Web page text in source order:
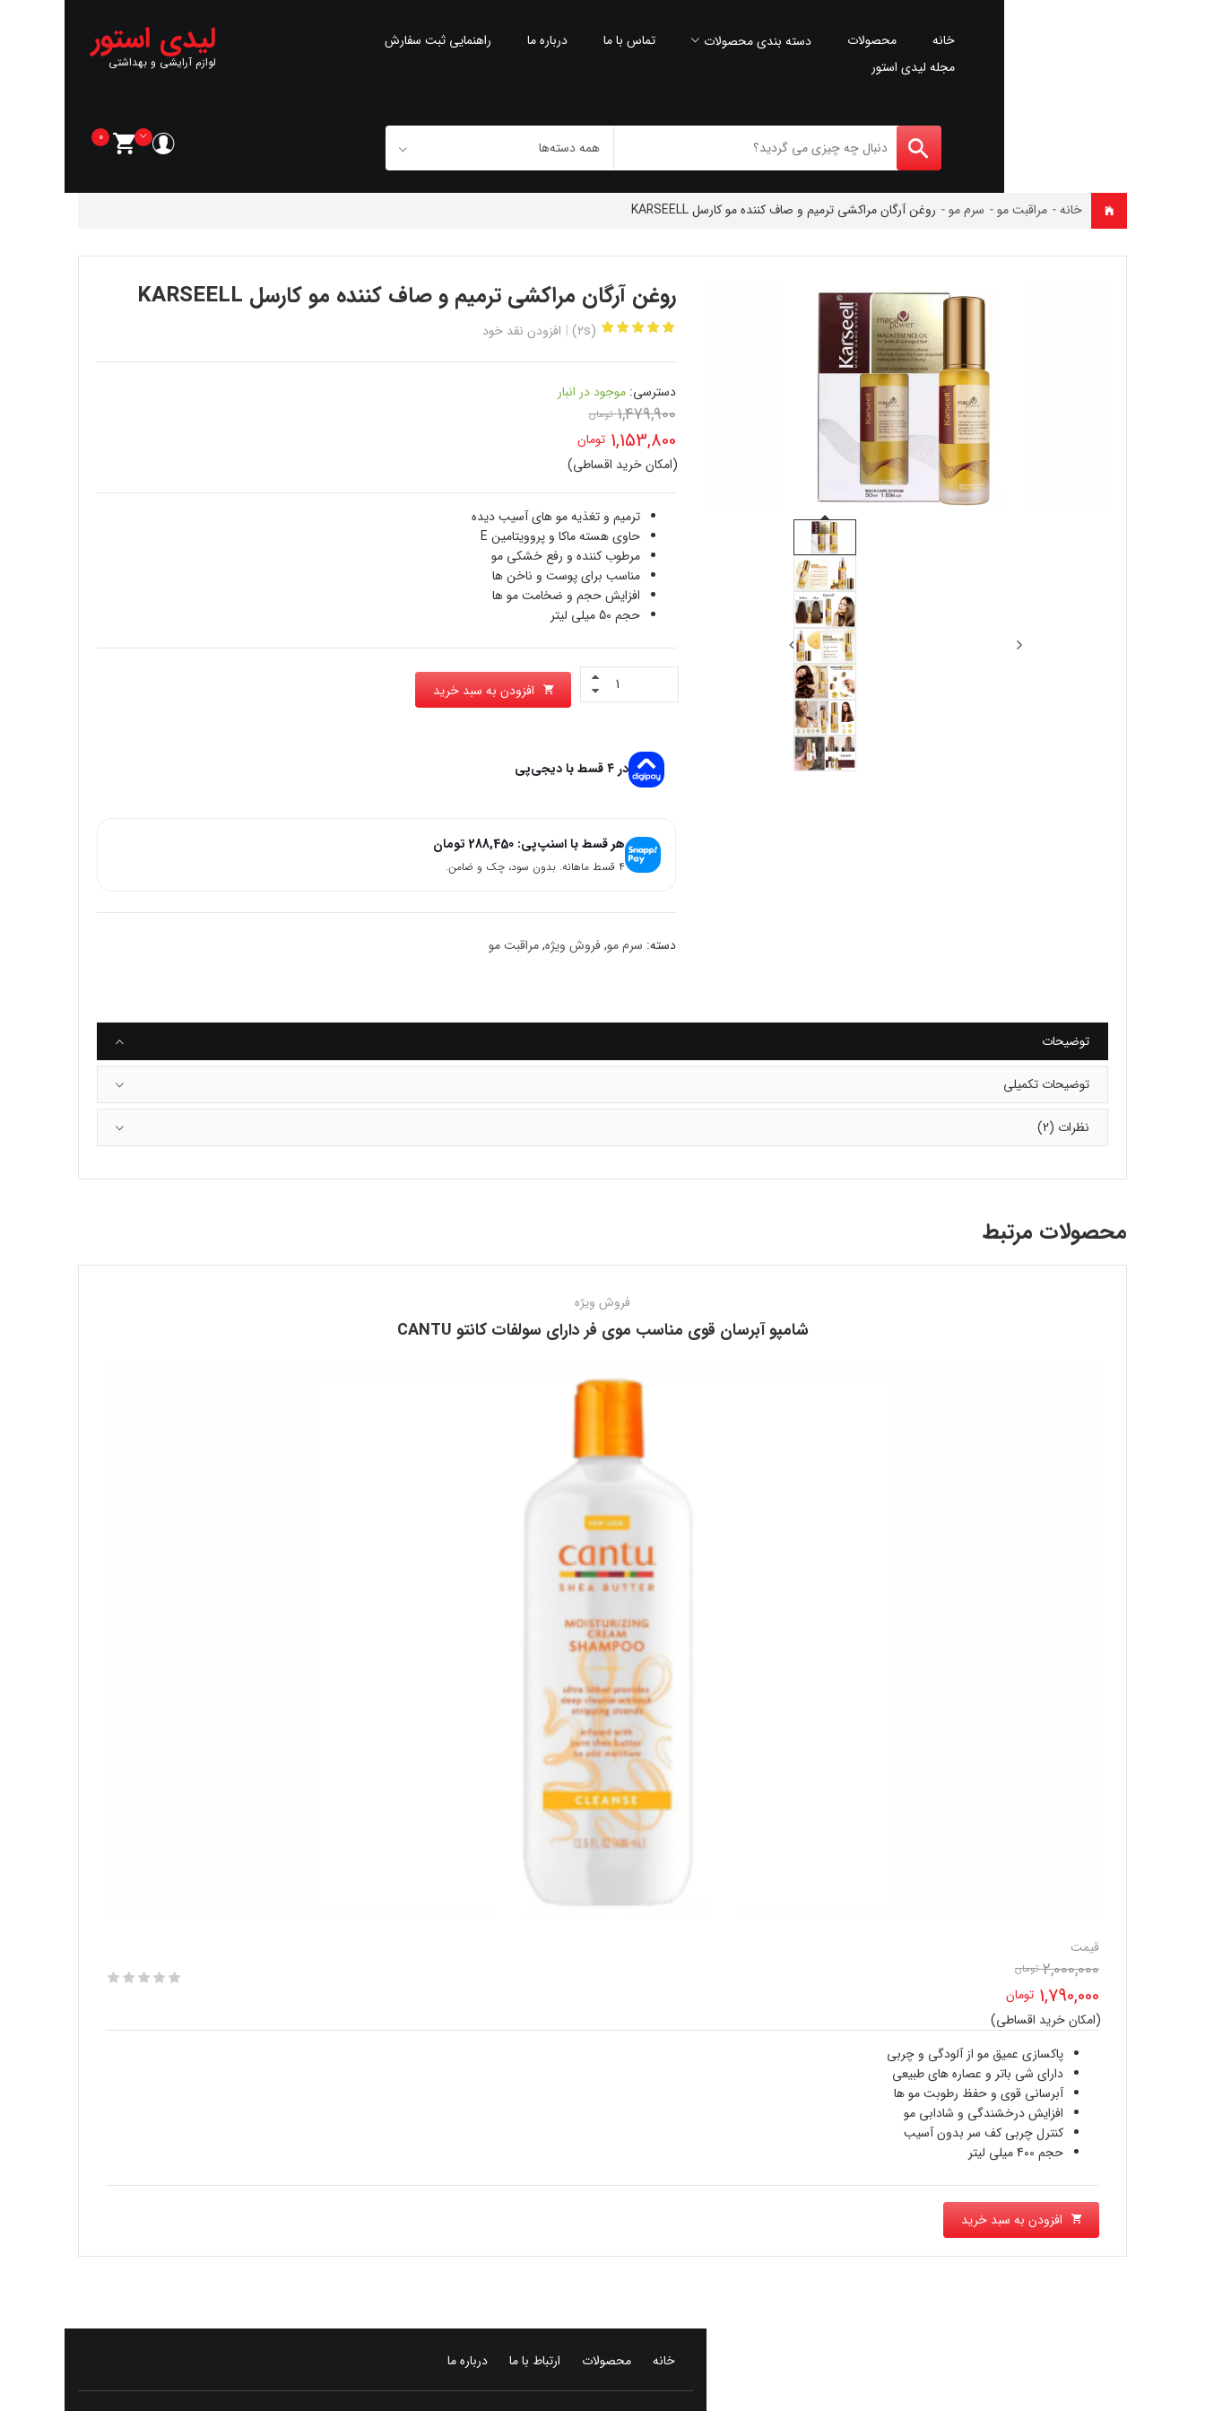
خانه محصولات دسته بندی محصولات تماس با ما درباره ما
راهنمایی ثبت سفارش
مجله لیدی استور
لیدی استور
لوازم آرایشی و بهداشتی
0
خانه - مراقبت مو - سرم مو - روغن آرگان مراکشی ترمیم و صاف کننده مو کارسل KARSEELL
روغن آرگان مراکشی ترمیم و صاف کننده مو کارسل KARSEELL
(2s) افزودن نقد خود
دسترسی:موجود در انبار
1,479,900 تومان
اصلی
1,479,900 تومان
بود.
1,153,800 تومان
قیمت
فعلی
1,153,800 تومان
است.
(امکان خرید اقساطی)
ترمیم و تغذیه مو های آسیب دیده
حاوی هسته ماکا و پروویتامین E
مرطوب کننده و رفع خشکی مو
مناسب برای پوست و ناخن ها
افزایش حجم و ضخامت مو ها
حجم 50 میلی لیتر
افزودن به سبد خرید
در ۴ قسط با دیجی‌پی
هر قسط با اسنپ‌پی:288,450 تومان
۴ قسط ماهانه. بدون سود، چک و ضامن.
دسته: سرم مو,فروش ویژه,مراقبت مو
توضیحات
توضیحات تکمیلی
نظرات (2)
محصولات مرتبط
فروش ویژه
شامپو آبرسان قوی مناسب موی فر دارای سولفات کانتو CANTU
قیمت
2,000,000 تومان
اصلی
2,000,000 تومان
بود.
1,790,000 تومان
قیمت
فعلی
1,790,000 تومان
است.
(امکان خرید اقساطی)
پاکسازی عمیق مو از آلودگی و چربی
دارای شی باتر و عصاره های طبیعی
آبرسانی قوی و حفظ رطوبت مو ها
افزایش درخشندگی و شادابی مو
کنترل چربی کف سر بدون آسیب
حجم 400 میلی لیتر
افزودن به سبد خرید
خانه محصولات ارتباط با ما درباره ما